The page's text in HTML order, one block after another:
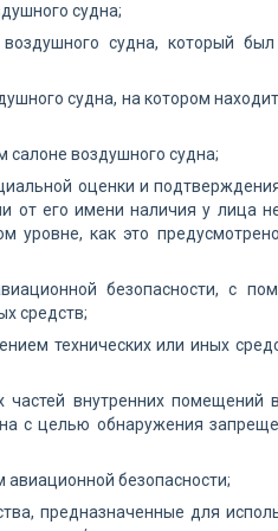
судна;
судна, который был
судна, на котором
салоне воздушного судна;
оценки и
от его имени наличия у лица
уровне, как это
безопасности, с
средств;
технических или иных
внутренних помещений
с целью обнаружения
авиационной безопасности;
предназначенные для